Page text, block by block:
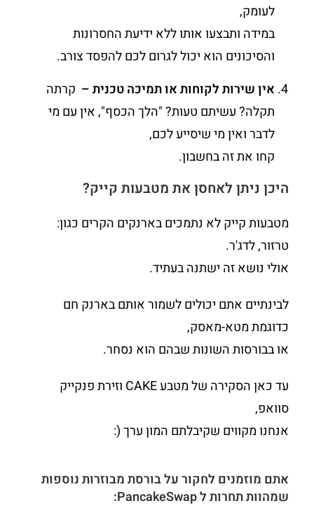
לעומק,
במידה ותבצעו אותו ללא ידיעת החסרונות
והסיכונים הוא יכול לגרום לכם להפסד צורב.
אין שירות לקוחות או תמיכה טכנית – קרתה
תקלה? עשיתם טעות? "הלך הכסף", אין עם מי
לדבר ואין מי שיסייע לכם,
קחו את זה בחשבון.
היכן ניתן לאחסן את מטבעות קייק?
מטבעות קייק לא נתמכים בארנקים הקרים כגון:
טרזור, לדג'ר.
אולי נושא זה ישתנה בעתיד.
לבינתיים אתם יכולים לשמור אותם בארנק חם
כדוגמת מטא-מאסק,
או בבורסות השונות שבהם הוא נסחר.
עד כאן הסקירה של מטבע CAKE וזירת פנקייק
סוואפ,
אנחנו מקווים שקיבלתם המון ערך (:
אתם מוזמנים לחקור על בורסת מבוזרות נוספות
שמהוות תחרות ל PancakeSwap: